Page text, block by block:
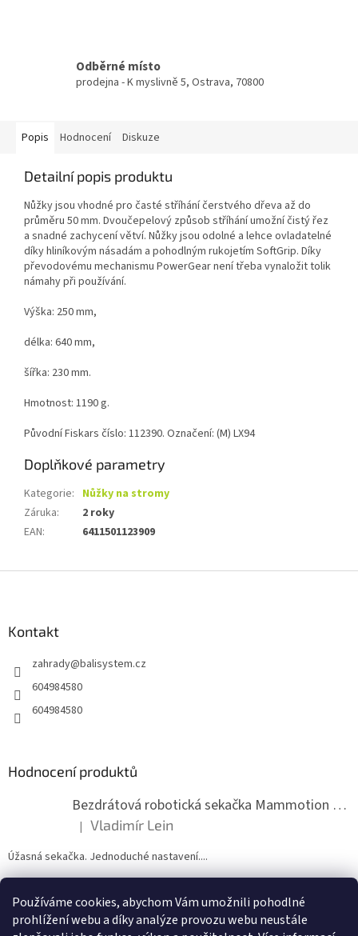
Používáme cookies, abychom Vám umožnili pohodlné
prohlížení webu a díky analýze provozu webu neustále
Odběrné místo
prodejna - K myslivně 5, Ostrava, 70800
Popis Hodnocení Diskuze
Detailní popis produktu
Nůžky jsou vhodné pro časté stříhání čerstvého dřeva až do
průměru 50 mm. Dvoučepelový způsob stříhání umožní čistý řez
a snadné zachycení větví. Nůžky jsou odolné a lehce ovladatelné
díky hliníkovým násadám a pohodlným rukojetím SoftGrip. Díky
převodovému mechanismu PowerGear není třeba vynaložit tolik
námahy při používání.
Výška: 250 mm,
délka: 640 mm,
šířka: 230 mm.
Hmotnost: 1190 g.
Původní Fiskars číslo: 112390. Označení: (M) LX94
Doplňkové parametry
Kategorie: Nůžky na stromy
Záruka:
2 roky
EAN: 6411501123909
Kontakt
zahrady@balisystem.cz
604984580
604984580
Hodnocení produktů
Bezdrátová robotická sekačka Mammotion LUBA mini 2 1500
Hodnocení produktu je 5 z 5 hvězdiček.
| Vladimír Lein
Úžasná sekačka. Jednoduché nastavení....
ZDE NÁM MŮŽETE VLOŽIT HODNOCENÍ